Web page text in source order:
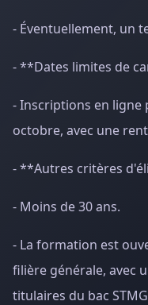
- Éventuellement, un
- **Dates limites de
- Inscriptions en ligne
octobre, avec une
- **Autres critères
- Moins de 30 ans.
- La formation est
filière générale, avec
titulaires du bac